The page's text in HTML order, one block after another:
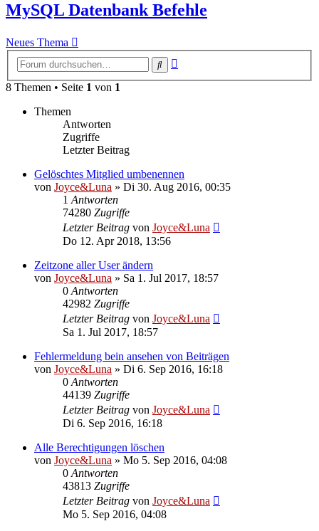
MySQL Datenbank Befehle
Neues Thema
Suche
8 Themen • Seite 1 von 1
Themen
Antworten
Zugriffe
Letzter Beitrag
Gelöschtes Mitglied umbenennen
von Joyce&Luna » Di 30. Aug 2016, 00:35
1 Antworten
74280 Zugriffe
Letzter Beitrag von Joyce&Luna
Do 12. Apr 2018, 13:56
Zeitzone aller User ändern
von Joyce&Luna » Sa 1. Jul 2017, 18:57
0 Antworten
42982 Zugriffe
Letzter Beitrag von Joyce&Luna
Sa 1. Jul 2017, 18:57
Fehlermeldung bein ansehen von Beiträgen
von Joyce&Luna » Di 6. Sep 2016, 16:18
0 Antworten
44139 Zugriffe
Letzter Beitrag von Joyce&Luna
Di 6. Sep 2016, 16:18
Alle Berechtigungen löschen
von Joyce&Luna » Mo 5. Sep 2016, 04:08
0 Antworten
43813 Zugriffe
Letzter Beitrag von Joyce&Luna
Mo 5. Sep 2016, 04:08